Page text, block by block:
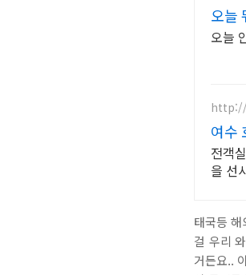
오늘
오늘
여수
전객
을 선
태국등
걸 우리
거든요..